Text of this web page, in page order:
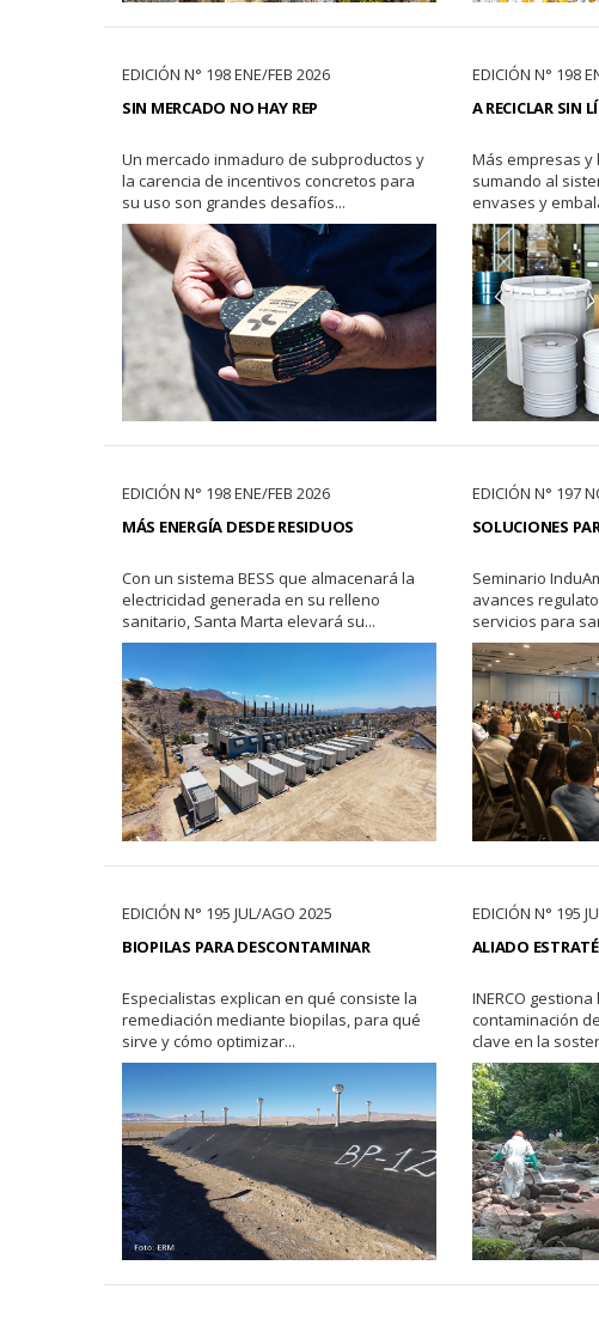
EDICIÓN N° 198 ENE/FEB 2026
SIN MERCADO NO HAY REP
Un mercado inmaduro de subproductos y
la carencia de incentivos concretos para
su uso son grandes desafíos...
EDICIÓN N° 198
A RECICLAR SIN
Más empresas y
sumando al
envases y
EDICIÓN N° 198 ENE/FEB 2026
MÁS ENERGÍA DESDE RESIDUOS
Con un sistema BESS que almacenará la
electricidad generada en su relleno
sanitario, Santa Marta elevará su...
EDICIÓN N° 197
SOLUCIONES
Seminario
avances
servicios para
EDICIÓN N° 195 JUL/AGO 2025
BIOPILAS PARA DESCONTAMINAR
Especialistas explican en qué consiste la
remediación mediante biopilas, para qué
sirve y cómo optimizar...
EDICIÓN N° 195
ALIADO
INERCO
contaminación
clave en la